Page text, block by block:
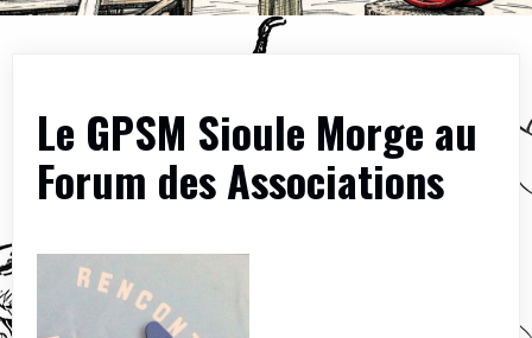
Le GPSM Sioule Morge au
Forum des Associations